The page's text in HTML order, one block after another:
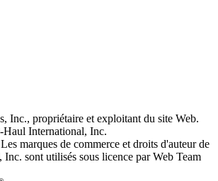
Inc., propriétaire et exploitant du site Web.
Haul International, Inc.
Les marques de commerce et droits d'auteur de
sont utilisés sous licence par Web Team